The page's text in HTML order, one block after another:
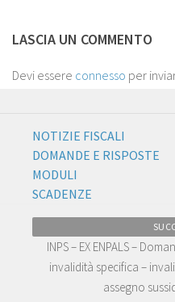
LASCIA UN COMMENTO
Devi essere connesso per
NOTIZIE FISCALI
DOMANDE E RISPOSTE
MODULI
SCADENZE
INPS – EX ENPALS –
invalidità specifica –
assegno